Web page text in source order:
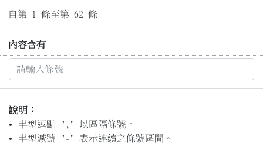
自第 1 條至第 62 條
內容含有
說明：
半型逗點 "," 以區隔條號。
半型減號 "-" 表示連續之條號區間。